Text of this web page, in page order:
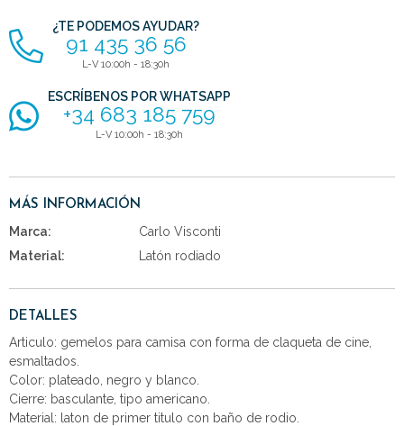
¿TE PODEMOS AYUDAR?
91 435 36 56
L-V 10:00h - 18:30h
ESCRÍBENOS POR WHATSAPP
+34 683 185 759
L-V 10:00h - 18:30h
MÁS INFORMACIÓN
Marca:
Carlo Visconti
Material:
Latón rodiado
DETALLES
Articulo: gemelos para camisa con forma de claqueta de cine,
esmaltados.
Color: plateado, negro y blanco.
Cierre: basculante, tipo americano.
Material: laton de primer titulo con baño de rodio.